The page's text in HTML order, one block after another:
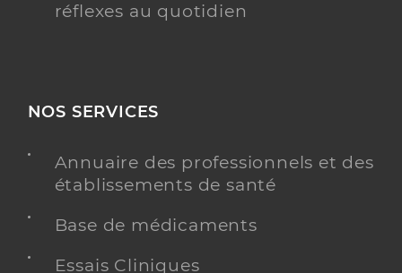
réflexes au quotidien
NOS SERVICES
Annuaire des professionnels et des
établissements de santé
Base de médicaments
Essais Cliniques